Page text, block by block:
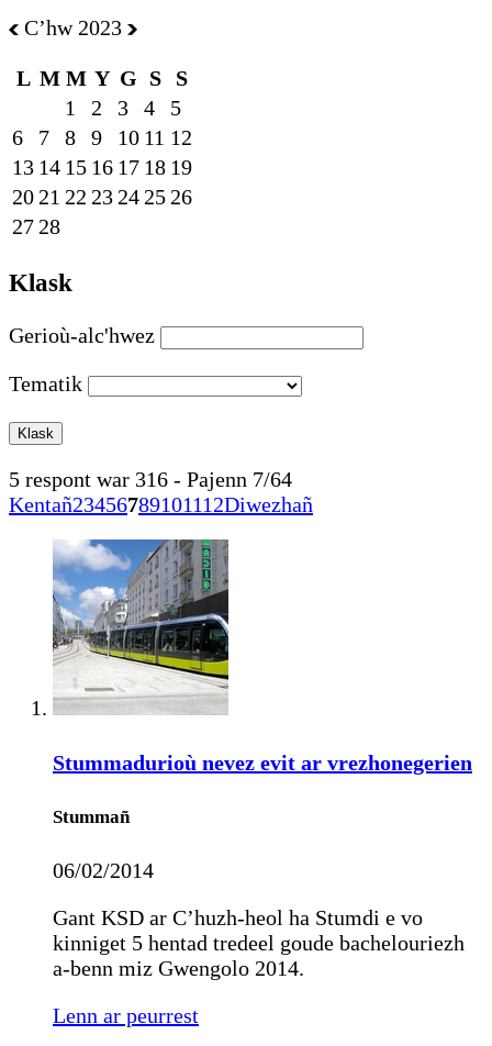
Cʼhw 2023
L M M Y G S
S
1
2 3 4
5
6
7 8 9 10 11 12
13 14 15 16 17 18 19
20 21 22 23 24 25 26
27 28
Klask
Gerioù-alc'hwez
Tematik
5 respont war 316 - Pajenn 7/64
Kentañ23456789101112Diwezhañ
Stummadurioù nevez evit ar vrezhonegerien
Stummañ
06/02/2014
Gant KSD ar C’huzh-heol ha Stumdi e vo
kinniget 5 hentad tredeel goude bachelouriezh
a-benn miz Gwengolo 2014.
Lenn ar peurrest